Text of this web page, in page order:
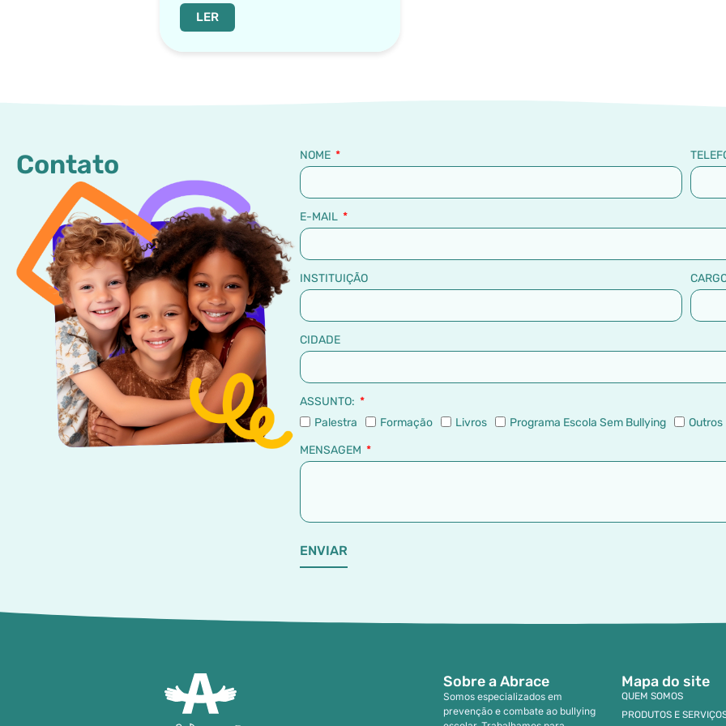
LER
Contato NOME
E-MAIL
INSTITUIÇÃO
CIDADE
ASSUNTO:
Palestra
Formação Livros Programa Escola Sem Bullying
Outros
MENSAGEM
ENVIAR
Sobre a Abrace
Somos especializados em
prevenção e combate ao bullying
Mapa do site
QUEM SOMOS
PRODUTOS E